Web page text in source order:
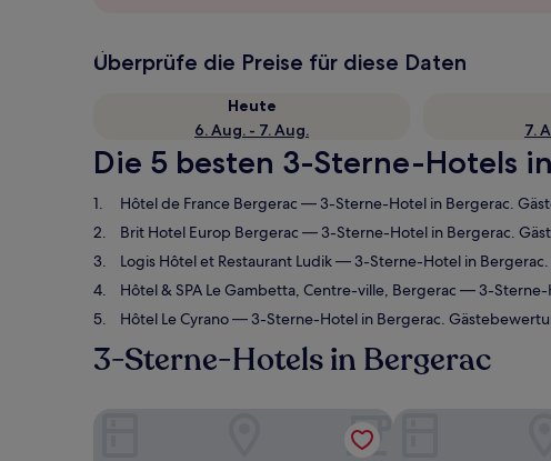
Überprüfe die Preise für diese Daten
Heute
6. Aug. - 7. Aug.
7.
Die 5 besten 3-Sterne-Hotels
Hôtel de France Bergerac — 3-Sterne-Hotel in Bergerac.
Brit Hotel Europ Bergerac — 3-Sterne-Hotel in Bergerac.
Logis Hôtel et Restaurant Ludik— 3-Sterne-Hotel in
Hôtel & SPA Le Gambetta, Centre-ville, Bergerac — 3-Sterne-
Hôtel Le Cyrano— 3-Sterne-Hotel in Bergerac.
3-Sterne-Hotels in Bergerac